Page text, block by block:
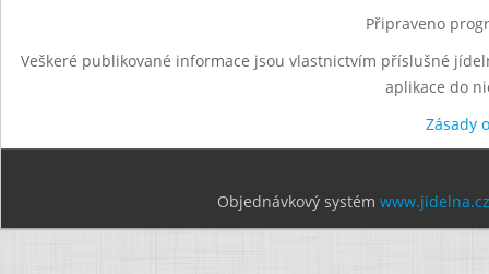
Připraveno
Veškeré publikované informace jsou vlastnictvím příslušné
aplikace do
Zásady
Objednávkový systém www.jidelna.cz